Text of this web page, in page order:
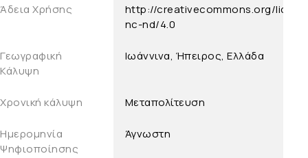
Άδεια Χρήσης
http://creativecommons.org/
nc-nd/4.0
Γεωγραφική
Κάλυψη
Ιωάννινα, Ήπειρος, Ελλάδα
Χρονική κάλυψη Μεταπολίτευση
Ημερομηνία
Ψηφιοποίησης
Άγνωστη